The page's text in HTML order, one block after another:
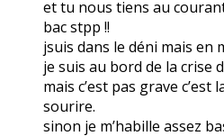
et tu nous tiens au
bac stpp !!
jsuis dans le déni mais en
je suis au bord de la crise
mais c’est pas grave c’est
sourire.
sinon je m’habille assez